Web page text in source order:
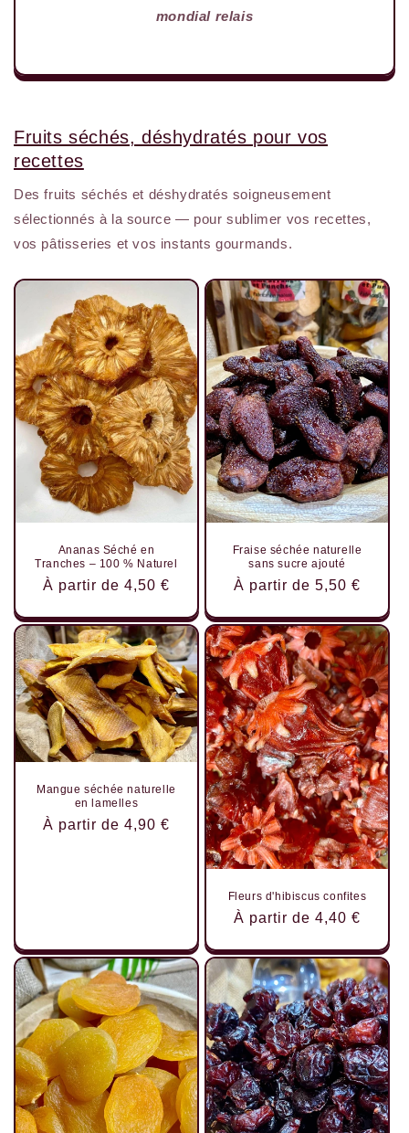
mondial relais
Fruits séchés, déshydratés pour vos
recettes
Des fruits séchés et déshydratés soigneusement
sélectionnés à la source — pour sublimer vos recettes,
vos pâtisseries et vos instants gourmands.
Ananas Séché en
Tranches – 100 % Naturel
Prix
À partir de 4,50 €
Fraise séchée naturelle
sans sucre ajouté
Prix
À partir de 5,50 €
Mangue séchée naturelle
en lamelles
Prix
À partir de 4,90 €
Fleurs d'hibiscus confites
Prix
À partir de 4,40 €